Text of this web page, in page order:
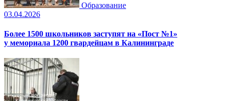
Образование
03.04.2026
Более 1500 школьников заступят на «Пост №1»
у мемориала 1200 гвардейцам в Калининграде